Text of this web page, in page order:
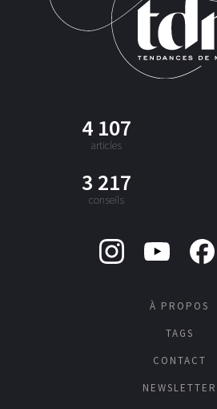
4 107
articles
3 217
conseils
À PROPOS
TAGS
CONTACT
NEWSLETTER